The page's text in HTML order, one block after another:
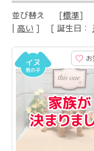
並び替え [標準] [
| 高い ] [ 誕生日：
お